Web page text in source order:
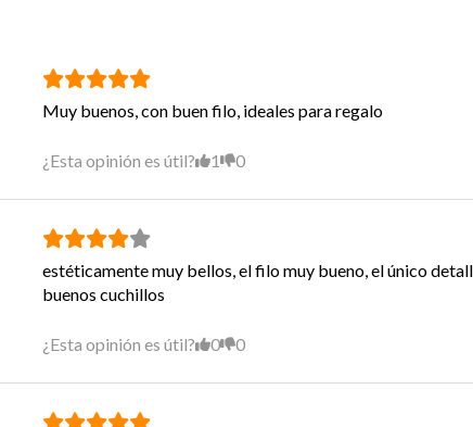
Muy buenos, con buen filo, ideales para regalo
¿Esta opinión es útil? 1 0
estéticamente muy bellos, el filo muy bueno, el único
buenos cuchillos
¿Esta opinión es útil? 0 0